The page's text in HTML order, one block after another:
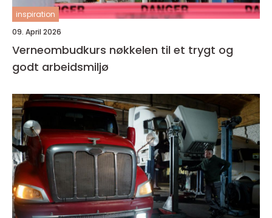
inspiration
09. April 2026
Verneombudkurs nøkkelen til et trygt og
godt arbeidsmiljø